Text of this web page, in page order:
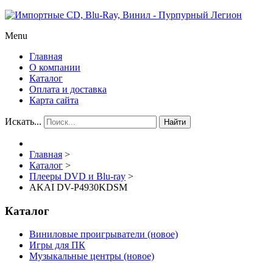
Menu
Главная
О компании
Каталог
Оплата и доставка
Карта сайта
Искать... Найти
Главная >
Каталог >
Плееры DVD и Blu-ray >
AKAI DV-P4930KDSM
Каталог
Виниловые проигрыватели (новое)
Игры для ПК
Музыкальные центры (новое)